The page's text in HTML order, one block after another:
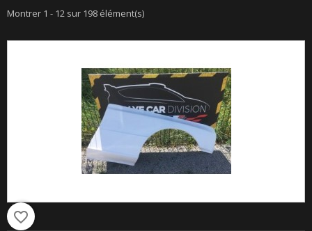
Montrer 1 - 12 sur 198 élément(s)
favorite_border